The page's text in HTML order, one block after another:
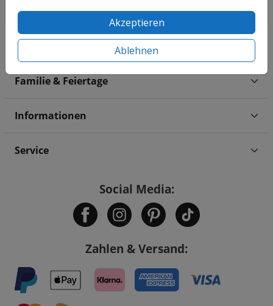
Akzeptieren
Ablehnen
Hochzeit
Familie & Feiertage
Informationen
Service
Social Media:
Zahlen & Versand: